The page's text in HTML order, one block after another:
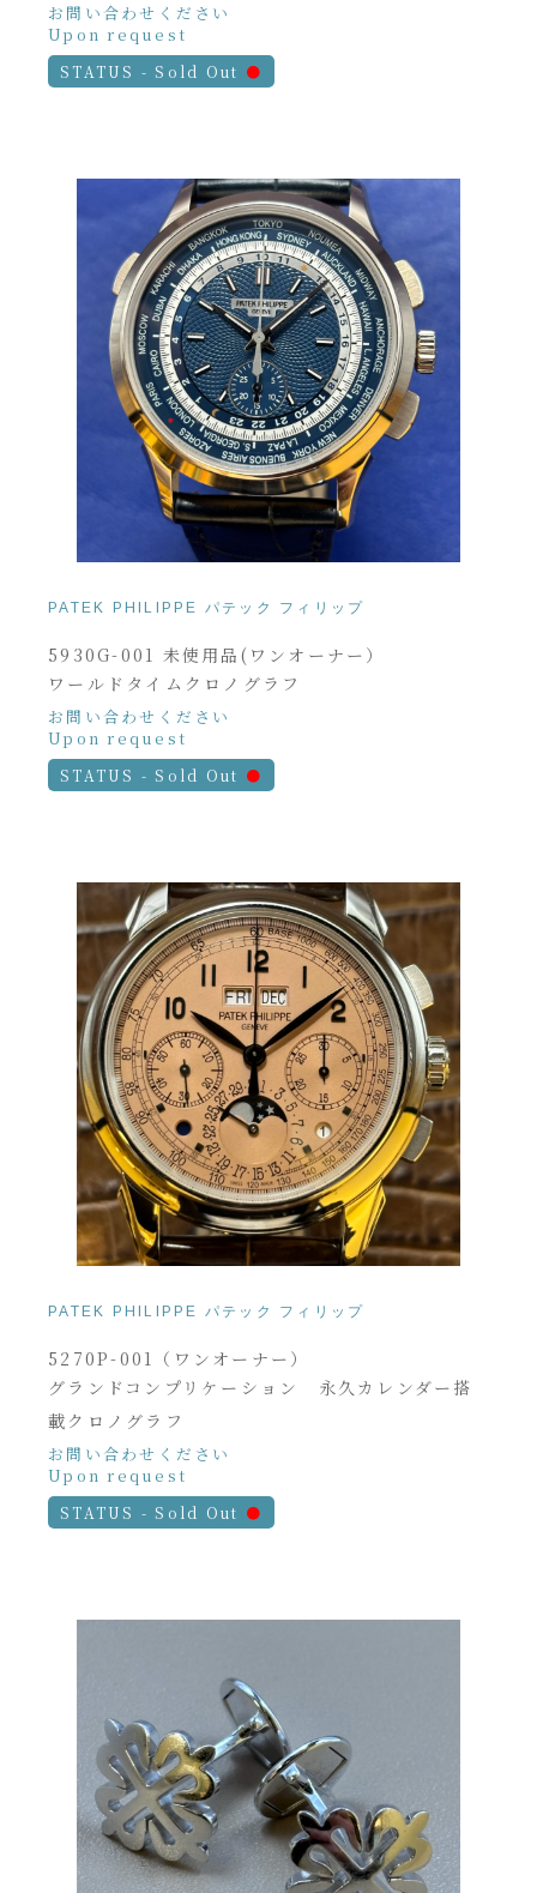
お問い合わせください
Upon request
STATUS - Sold Out ●
PATEK PHILIPPE パテック フィリップ
5930G-001 未使用品(ワンオーナー）
ワールドタイムクロノグラフ
お問い合わせください
Upon request
STATUS - Sold Out ●
PATEK PHILIPPE パテック フィリップ
5270P-001（ワンオーナー）
グランドコンプリケーション 永久カレンダー搭
載クロノグラフ
お問い合わせください
Upon request
STATUS - Sold Out ●